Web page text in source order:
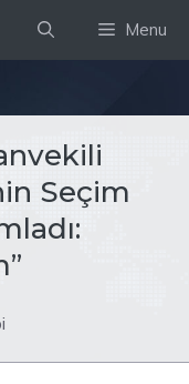
Menu
Seçim